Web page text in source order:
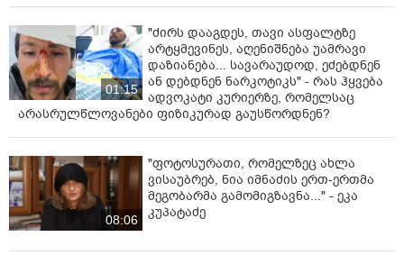
01:15
"ძირს დააგდეს, თავი ასფალტზე
არტყმევინეს, აღენიშნება უამრავი
დაზიანება... სავარაუდოდ, ეძებდნენ
ან დებდნენ ნარკოტიკს" - რას ჰყვება
ადვოკატი კურიერზე, რომელსაც
არასრულწლოვანები ფიზიკურად გაუსწორდნენ?
08:06
"ფოტოსურათი, რომელზეც ახლა
ვისაუბრებ, ნია იმნაძის ერთ-ერთმა
მეგობარმა გამომიგზავნა..." - ეკა
კუპატაძე